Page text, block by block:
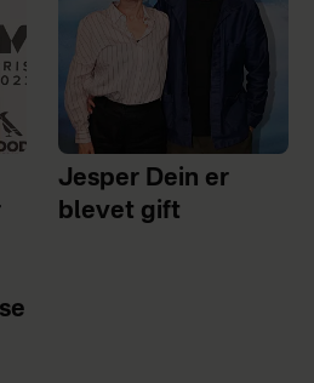
Jesper Dein er
blevet gift